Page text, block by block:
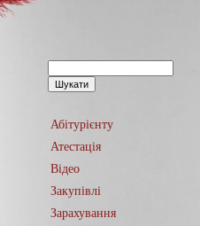
Абітурієнту
Атестація
Відео
Закупівлі
Зарахування